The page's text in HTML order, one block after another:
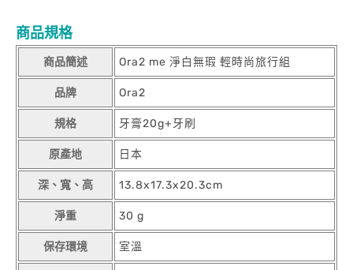
商品規格
商品簡述 Ora2 me 淨白無瑕 輕時尚旅行組
品牌 Ora2
規格 牙膏20g+牙刷
原產地 日本
深、寬、高 13.8x17.3x20.3cm
淨重 30 g
保存環境 室溫